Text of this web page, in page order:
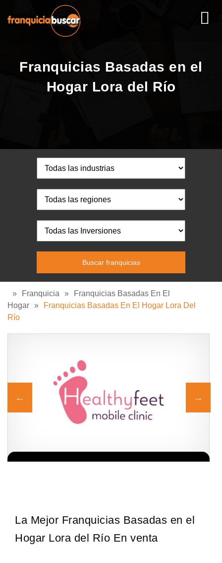
Franquicias Basadas en el
Hogar Lora del Río
» Franquicia »
Franquicias Basadas En El
Hogar »
Franquicias Basadas En El Hogar Lora Del
Río
La Mejor Franquicias Basadas en el
Hogar Lora del Río En venta